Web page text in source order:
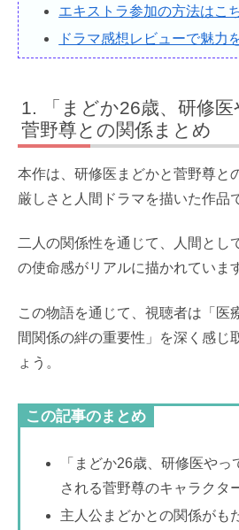
エキストラ参加の方法はこ
ドラマ感想レビューで魅力
「まどか26歳、研修
菅野尊との関係まとめ
本作は、研修医まどかと菅野尊と
厳しさと人間ドラマを描いた作品
二人の関係性を通じて、人間とし
の使命感がリアルに描かれていま
この物語を通じて、視聴者は「医
間関係の絆の重要性」を深く感じ
ょう。
この記事のまとめ
「まどか26歳、研修医やっ
される菅野尊のキャラクタ
主人公まどかとの関係がも